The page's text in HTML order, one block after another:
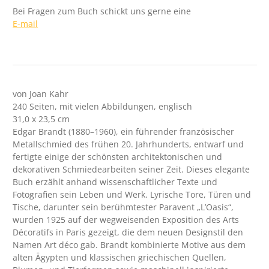
Bei Fragen zum Buch schickt uns gerne eine
E-mail
von Joan Kahr
240 Seiten, mit vielen Abbildungen, englisch
31,0 x 23,5 cm
Edgar Brandt (1880–1960), ein führender französischer
Metallschmied des frühen 20. Jahrhunderts, entwarf und
fertigte einige der schönsten architektonischen und
dekorativen Schmiedearbeiten seiner Zeit. Dieses elegante
Buch erzählt anhand wissenschaftlicher Texte und
Fotografien sein Leben und Werk. Lyrische Tore, Türen und
Tische, darunter sein berühmtester Paravent „L’Oasis“,
wurden 1925 auf der wegweisenden Exposition des Arts
Décoratifs in Paris gezeigt, die dem neuen Designstil den
Namen Art déco gab. Brandt kombinierte Motive aus dem
alten Ägypten und klassischen griechischen Quellen,